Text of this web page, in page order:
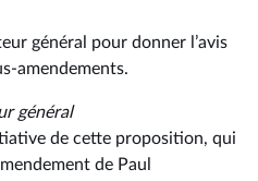
général pour donner l’avis
amendements.
général
de cette proposition, qui
de Paul